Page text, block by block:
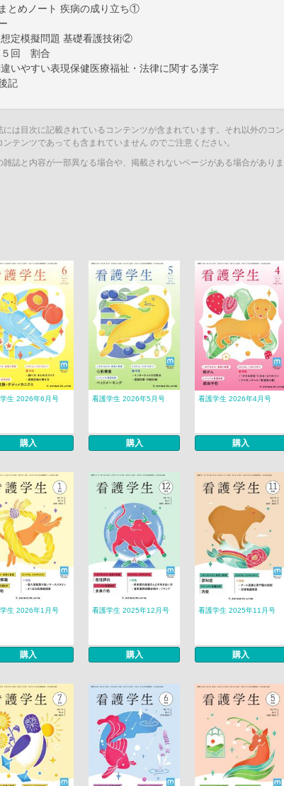
とめノート 疾病の成り立ち①
定模擬問題 基礎看護技術②
５回 割合
いやすい表現保健医療福祉・法律に関する漢字
記
は目次に記載されているコンテンツが含まれています。それ以外のコン
テンツであっても含まれていません のでご注意ください。
誌と内容が一部異なる場合や、掲載されないページがある場合がありま
生 2026年6月号
購入
看護学生 2026年5月号
購入
看護学生 2026年4月号
購入
生 2026年1月号
購入
看護学生 2025年12月号
購入
看護学生 2025年11月号
購入